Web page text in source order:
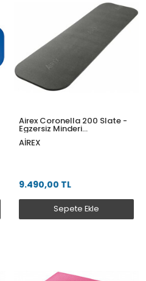
Airex Coronella 200 Slate -
Egzersiz Minderi
2000X600X15mm
AIREX
9.490,00 TL
Sepete Ekle